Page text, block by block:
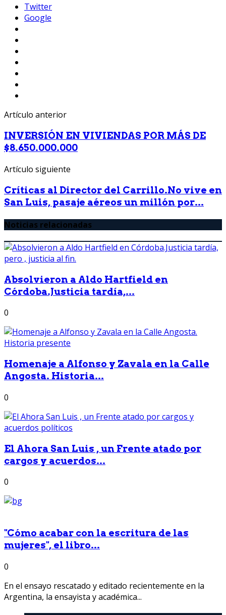
Twitter
Google
Artículo anterior
INVERSIÓN EN VIVIENDAS POR MÁS DE
$8.650.000.000
Artículo siguiente
Críticas al Director del Carrillo.No vive en
San Luis, pasaje aéreos un millón por...
Noticias relacionadas
Absolvieron a Aldo Hartfield en
Córdoba.Justicia tardía,...
0
Homenaje a Alfonso y Zavala en la Calle
Angosta. Historia...
0
El Ahora San Luis , un Frente atado por
cargos y acuerdos...
0
"Cómo acabar con la escritura de las
mujeres", el libro...
0
En el ensayo rescatado y editado recientemente en la
Argentina, la ensayista y académica...